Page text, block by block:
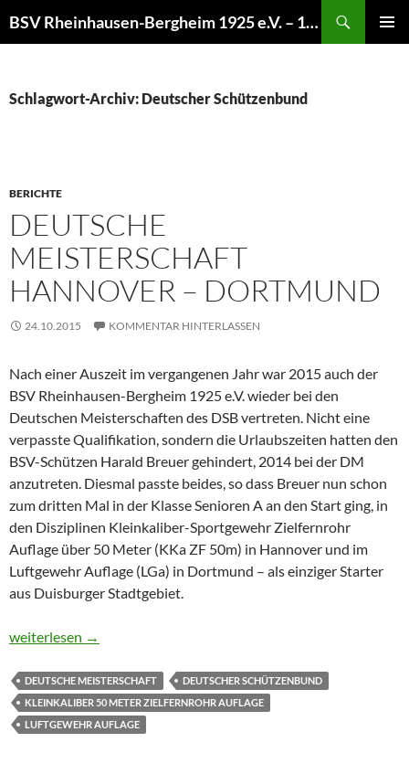
Inhalt
BSV Rheinhausen-Bergheim 1925 e.V. – 100% Sportschießen
Schlagwort-Archiv: Deutscher Schützenbund
BERICHTE
DEUTSCHE
MEISTERSCHAFT
HANNOVER – DORTMUND
24.10.2015 KOMMENTAR HINTERLASSEN
Nach einer Auszeit im vergangenen Jahr war 2015 auch der
BSV Rheinhausen-Bergheim 1925 e.V. wieder bei den
Deutschen Meisterschaften des DSB vertreten. Nicht eine
verpasste Qualifikation, sondern die Urlaubszeiten hatten den
BSV-Schützen Harald Breuer gehindert, 2014 bei der DM
anzutreten. Diesmal passte beides, so dass Breuer nun schon
zum dritten Mal in der Klasse Senioren A an den Start ging, in
den Disziplinen Kleinkaliber-Sportgewehr Zielfernrohr
Auflage über 50 Meter (KKa ZF 50m) in Hannover und im
Luftgewehr Auflage (LGa) in Dortmund – als einziger Starter
aus Duisburger Stadtgebiet.
Deutsche Meisterschaft Hannover – Dortmund
weiterlesen →
DEUTSCHE MEISTERSCHAFT
DEUTSCHER SCHÜTZENBUND
KLEINKALIBER 50 METER ZIELFERNROHR AUFLAGE
LUFTGEWEHR AUFLAGE